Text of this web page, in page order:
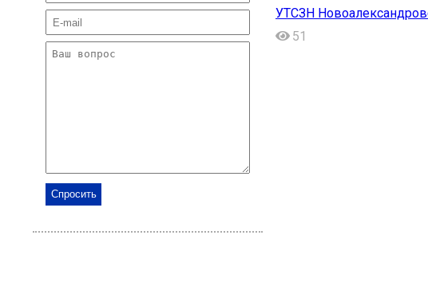
УТСЗН
51